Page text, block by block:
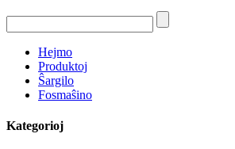
Hejmo
Produktoj
Ŝargilo
Fosmaŝino
Kategorioj